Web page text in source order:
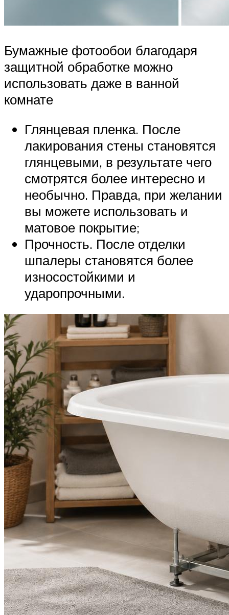
Бумажные фотообои благодаря
защитной обработке можно
использовать даже в ванной
комнате
Глянцевая пленка. После
лакирования стены становятся
глянцевыми, в результате чего
смотрятся более интересно и
необычно. Правда, при желании
вы можете использовать и
матовое покрытие;
Прочность. После отделки
шпалеры становятся более
износостойкими и
ударопрочными.